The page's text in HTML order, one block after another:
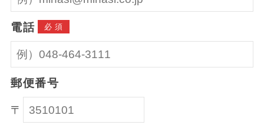
電話 必須
郵便番号
〒